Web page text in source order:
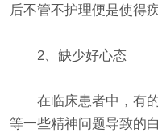
后不管不护理便是使得
2、缺少好心态
在临床患者中，有的
等一些精神问题导致的